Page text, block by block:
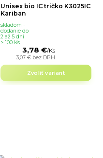
Unisex bio IC tričko K3025IC
Kariban
3,78 €/Ks
3,07 € bez DPH
skladom -
dodanie do
2 až 5 dní
> 100 Ks
Zvoliť variant